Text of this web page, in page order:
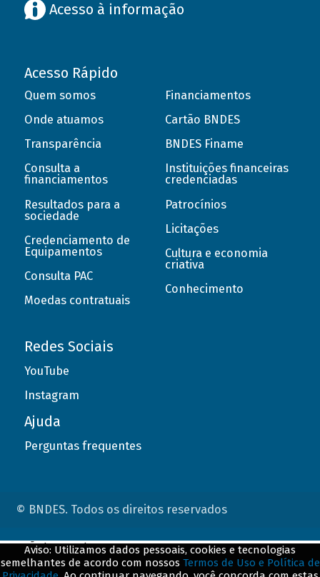
Acesso à informação
Acesso Rápido
Quem somos
Onde atuamos
Transparência
Consulta a
financiamentos
Resultados para a
sociedade
Credenciamento de
Equipamentos
Consulta PAC
Moedas contratuais
Financiamentos
Cartão BNDES
BNDES Finame
Instituições financeiras
credenciadas
Patrocínios
Licitações
Cultura e economia
criativa
Conhecimento
Redes Sociais
YouTube
Instagram
Ajuda
Perguntas frequentes
© BNDES. Todos os direitos reservados
Aviso: Utilizamos dados pessoais, cookies e tecnologias
semelhantes de acordo com nossos Termos de Uso e Política de
ConteÃºdo complementar
${title}${badge}